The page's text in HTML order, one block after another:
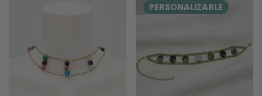
PERSONALIZABLE